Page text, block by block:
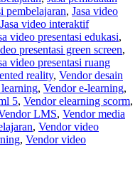
pembelajaran, Jasa video
Jasa video interaktif
video presentasi edukasi,
presentasi green screen,
video presentasi ruang
reality, Vendor desain
, Vendor e-learning,
5, Vendor elearning scorm,
LMS, Vendor media
, Vendor video
, Vendor video